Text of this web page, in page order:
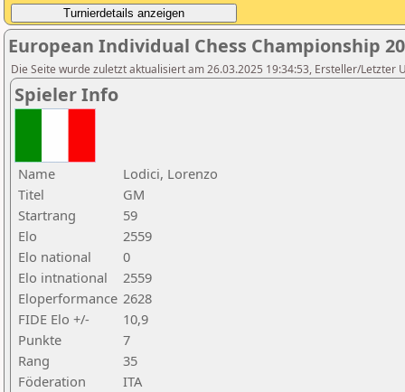
European Individual Chess Championship
Die Seite wurde zuletzt aktualisiert am 26.03.2025 19:34:53, Ersteller/Letzter
Spieler Info
Name
Lodici, Lorenzo
Titel
GM
Startrang
59
Elo
2559
Elo national
0
Elo intnational
2559
Eloperformance 2628
FIDE Elo +/-
10,9
Punkte
7
Rang
35
Föderation
ITA